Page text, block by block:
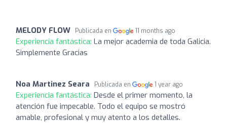
MELODY FLOW Publicada en 11 months ago
Experiencia fantástica: La mejor academia de toda Galicia.
Simplemente Gracias
Noa Martinez Seara Publicada en 1 year ago
Experiencia fantástica: Desde el primer momento, la
atención fue impecable. Todo el equipo se mostró
amable, profesional y muy atento a los detalles.